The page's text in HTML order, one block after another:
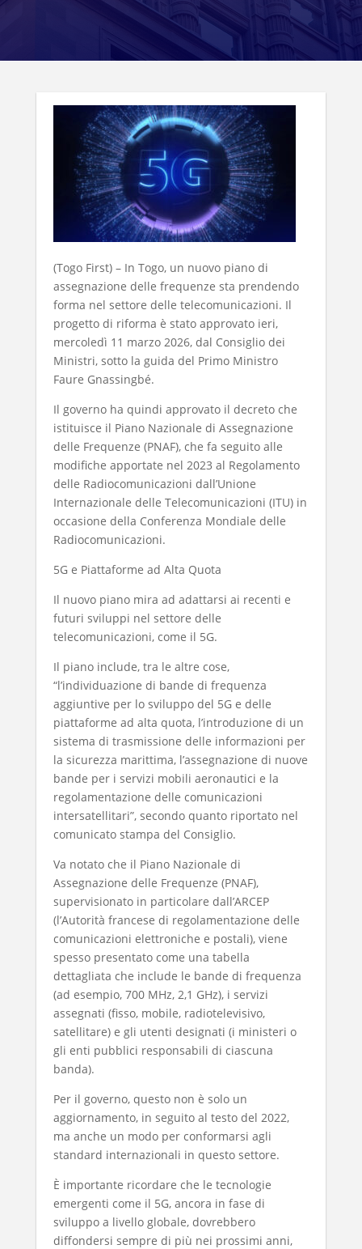
(Togo First) – In Togo, un nuovo piano di
assegnazione delle frequenze sta prendendo
forma nel settore delle telecomunicazioni. Il
progetto di riforma è stato approvato ieri,
mercoledì 11 marzo 2026, dal Consiglio dei
Ministri, sotto la guida del Primo Ministro
Faure Gnassingbé.
Il governo ha quindi approvato il decreto che
istituisce il Piano Nazionale di Assegnazione
delle Frequenze (PNAF), che fa seguito alle
modifiche apportate nel 2023 al Regolamento
delle Radiocomunicazioni dall’Unione
Internazionale delle Telecomunicazioni (ITU) in
occasione della Conferenza Mondiale delle
Radiocomunicazioni.
5G e Piattaforme ad Alta Quota
Il nuovo piano mira ad adattarsi ai recenti e
futuri sviluppi nel settore delle
telecomunicazioni, come il 5G.
Il piano include, tra le altre cose,
“l’individuazione di bande di frequenza
aggiuntive per lo sviluppo del 5G e delle
piattaforme ad alta quota, l’introduzione di un
sistema di trasmissione delle informazioni per
la sicurezza marittima, l’assegnazione di nuove
bande per i servizi mobili aeronautici e la
regolamentazione delle comunicazioni
intersatellitari”, secondo quanto riportato nel
comunicato stampa del Consiglio.
Va notato che il Piano Nazionale di
Assegnazione delle Frequenze (PNAF),
supervisionato in particolare dall’ARCEP
(l’Autorità francese di regolamentazione delle
comunicazioni elettroniche e postali), viene
spesso presentato come una tabella
dettagliata che include le bande di frequenza
(ad esempio, 700 MHz, 2,1 GHz), i servizi
assegnati (fisso, mobile, radiotelevisivo,
satellitare) e gli utenti designati (i ministeri o
gli enti pubblici responsabili di ciascuna
banda).
Per il governo, questo non è solo un
aggiornamento, in seguito al testo del 2022,
ma anche un modo per conformarsi agli
standard internazionali in questo settore.
È importante ricordare che le tecnologie
emergenti come il 5G, ancora in fase di
sviluppo a livello globale, dovrebbero
diffondersi sempre di più nei prossimi anni,